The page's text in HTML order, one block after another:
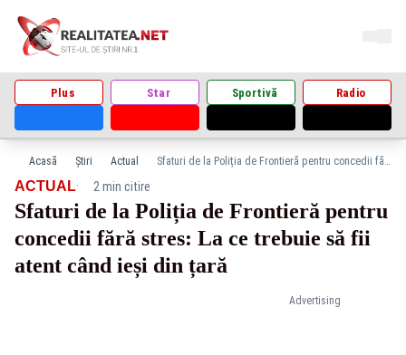
Plus Star Sportivă Radio
Acasă Știri Actual Sfaturi de la Poliția de Frontieră pentru concedii fără stres: La ce trebuie să fii atent când ieși din țară
Advertising
ACTUAL· 2 min citire
Sfaturi de la Poliția de Frontieră pentru
concedii fără stres: La ce trebuie să fii
atent când ieși din țară